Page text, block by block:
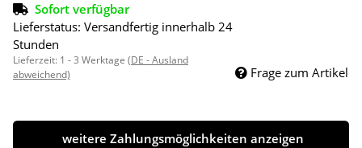
Sofort verfügbar
Lieferstatus: Versandfertig innerhalb 24
Stunden
Lieferzeit: 1 - 3 Werktage (DE - Ausland
abweichend)
Frage zum Artikel
weitere Zahlungsmöglichkeiten anzeigen